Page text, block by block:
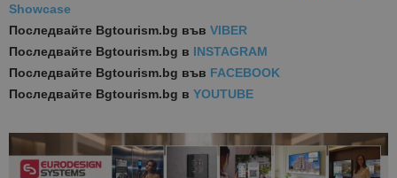
Showcase
Последвайте Bgtourism.bg във VIBER
Последвайте Bgtourism.bg в INSTAGRAM
Последвайте Bgtourism.bg във FACEBOOK
Последвайте Bgtourism.bg в YOUTUBE